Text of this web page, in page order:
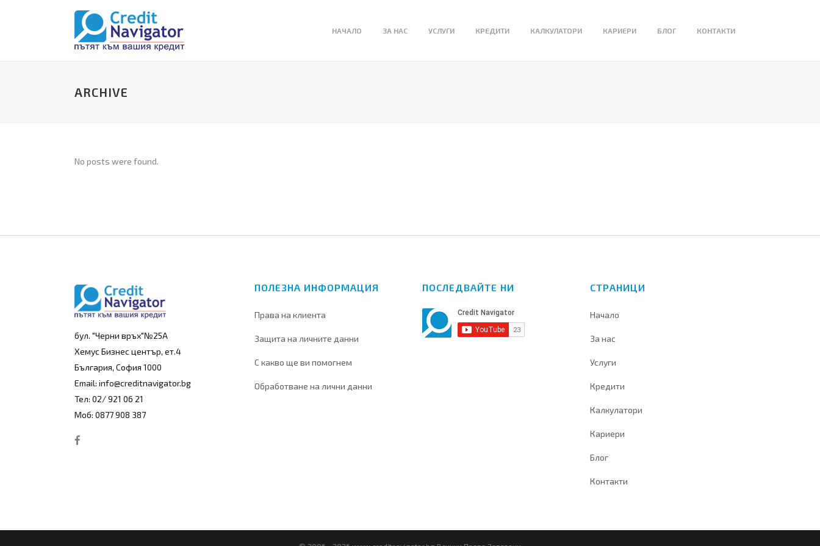
НАЧАЛО ЗА НАС УСЛУГИ КРЕДИТИ КАЛКУЛАТОРИ КАРИЕРИ БЛОГ КОНТАКТИ
ARCHIVE
No posts were found.
бул. "Черни връх"№25А
Хемус Бизнес център, ет.4
България, София 1000
Email: info@creditnavigator.bg
Тел: 02/ 921 06 21
Моб: 0877 908 387
ПОЛЕЗНА ИНФОРМАЦИЯ
Права на клиента
Защита на личните данни
С какво ще ви помогнем
Обработване на лични данни
ПОСЛЕДВАЙТЕ НИ СТРАНИЦИ
Начало
За нас
Услуги
Кредити
Калкулатори
Кариери
Блог
Контакти